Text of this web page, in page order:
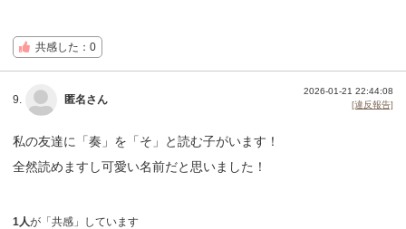
共感した：0
9. 匿名さん
2026-01-21 22:44:08
[違反報告]
私の友達に「奏」を「そ」と読む子がいます！
全然読めますし可愛い名前だと思いました！
1人が「共感」しています